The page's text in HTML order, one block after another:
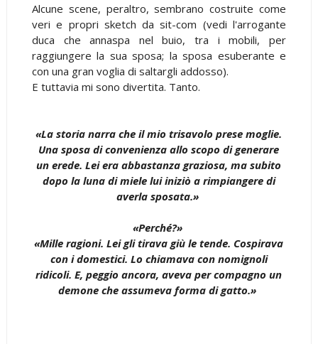
Alcune scene, peraltro, sembrano costruite come
veri e propri sketch da sit-com (vedi l'arrogante
duca che annaspa nel buio, tra i mobili, per
raggiungere la sua sposa; la sposa esuberante e
con una gran voglia di saltargli addosso).
E tuttavia mi sono divertita. Tanto.
«La storia narra che il mio trisavolo prese moglie.
Una sposa di convenienza allo scopo di generare
un erede. Lei era abbastanza graziosa, ma subito
dopo la luna di miele lui iniziò a rimpiangere di
averla sposata.»
«Perché?»
«Mille ragioni. Lei gli tirava giù le tende. Cospirava
con i domestici. Lo chiamava con nomignoli
ridicoli. E, peggio ancora, aveva per compagno un
demone che assumeva forma di gatto.»